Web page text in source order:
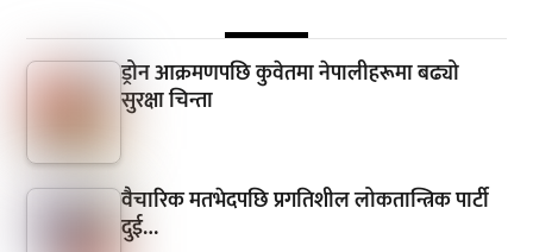
ड्रोन आक्रमणपछि कुवेतमा नेपालीहरूमा बढ्यो
सुरक्षा चिन्ता
वैचारिक मतभेदपछि प्रगतिशील लोकतान्त्रिक पार्टी
दुई…